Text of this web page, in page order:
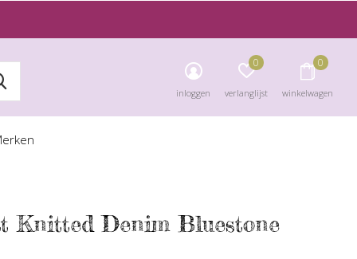
inloggen verlanglijst
0
winkelwagen
0
Knitted Denim Bluestone